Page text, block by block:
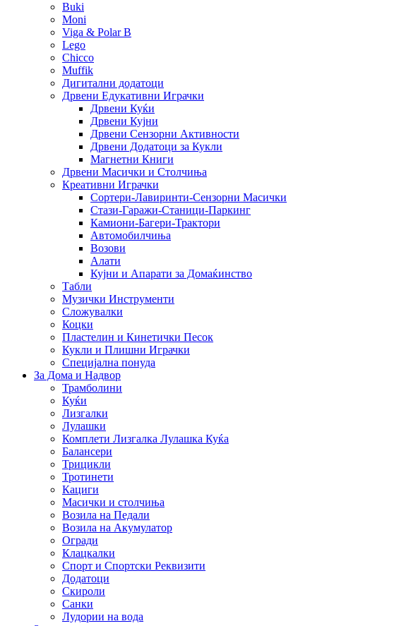
Buki
Moni
Viga & Polar B
Lego
Chicco
Muffik
Дигитални додатоци
Дрвени Едукативни Играчки
Дрвени Куќи
Дрвени Кујни
Дрвени Сензорни Активности
Дрвени Додатоци за Кукли
Магнетни Книги
Дрвени Масички и Столчиња
Креативни Играчки
Сортери-Лавиринти-Сензорни Масички
Стази-Гаражи-Станици-Паркинг
Камиони-Багери-Трактори
Автомобилчиња
Возови
Алати
Кујни и Апарати за Домаќинство
Табли
Музички Инструменти
Сложувалки
Коцки
Пластелин и Кинетички Песок
Кукли и Плишни Играчки
Специјална понуда
За Дома и Надвор
Трамболини
Куќи
Лизгалки
Лулашки
Комплети Лизгалка Лулашка Куќа
Балансери
Трицикли
Тротинети
Кациги
Mасички и столчиња
Возила на Педали
Возила на Акумулатор
Огради
Клацкалки
Спорт и Спортски Реквизити
Додатоци
Скироли
Санки
Лудории на вода